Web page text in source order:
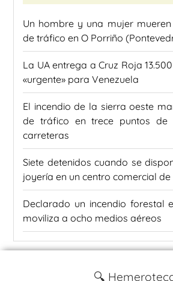
Un hombre y una mujer
de tráfico en O Porriño
La UA entrega a Cruz Roja
«urgente» para Venezuela
El incendio de la sierra oeste
de tráfico en trece puntos de
carreteras
Siete detenidos cuando se
joyería en un centro comercial de
Declarado un incendio forestal
moviliza a ocho medios aéreos
🔍